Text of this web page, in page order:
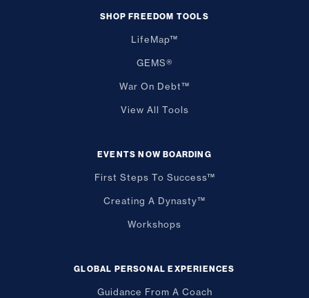
SHOP FREEDOM TOOLS
LifeMap™
GEMS®
War On Debt™
View All Tools
EVENTS NOW BOARDING
First Steps To Success™
Creating A Dynasty™
Workshops
GLOBAL PERSONAL EXPERIENCES
Guidance From A Coach